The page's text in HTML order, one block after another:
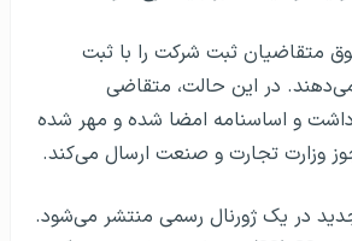
متقاضیان ثبت شرکت را با ثبت
در این حالت، متقاضی
و اساسنامه امضا شده و مهر شده
وزارت تجارت و صنعت ارسال می‌کند.
در یک ژورنال رسمی منتشر می‌شود.